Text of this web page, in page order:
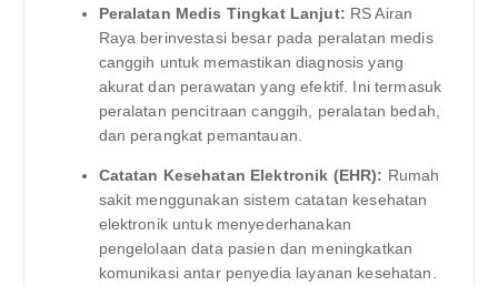
Peralatan Medis Tingkat Lanjut: RS Airan
Raya berinvestasi besar pada peralatan medis
canggih untuk memastikan diagnosis yang
akurat dan perawatan yang efektif. Ini termasuk
peralatan pencitraan canggih, peralatan bedah,
dan perangkat pemantauan.
Catatan Kesehatan Elektronik (EHR): Rumah
sakit menggunakan sistem catatan kesehatan
elektronik untuk menyederhanakan
pengelolaan data pasien dan meningkatkan
komunikasi antar penyedia layanan kesehatan.